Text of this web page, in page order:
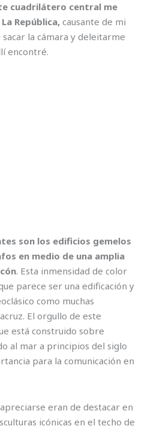
cuadrilátero central me
República, causante de mi
la cámara y deleitarme
encontré.
son los edificios gemelos
en medio de una amplia
. Esta inmensidad de color
parece ser una edificación y
como muchas
El orgullo de este
está construido sobre
al mar a principios del siglo
para la comunicación en
eran de destacar en
icónicas en el techo de